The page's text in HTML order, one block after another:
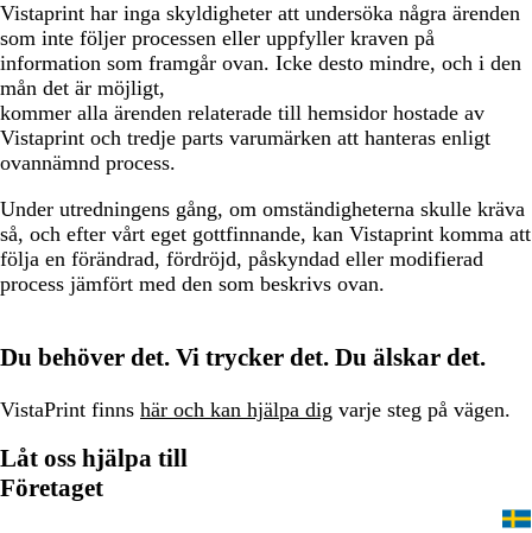
Vistaprint har inga skyldigheter att undersöka några ärenden
som inte följer processen eller uppfyller kraven på
information som framgår ovan. Icke desto mindre, och i den
mån det är möjligt,
kommer alla ärenden relaterade till hemsidor hostade av
Vistaprint och tredje parts varumärken att hanteras enligt
ovannämnd process.
Under utredningens gång, om omständigheterna skulle kräva
så, och efter vårt eget gottfinnande, kan Vistaprint komma att
följa en förändrad, fördröjd, påskyndad eller modifierad
process jämfört med den som beskrivs ovan.
Du behöver det. Vi trycker det. Du älskar det.
VistaPrint finns här och kan hjälpa dig varje steg på vägen.
Låt oss hjälpa till
Företaget